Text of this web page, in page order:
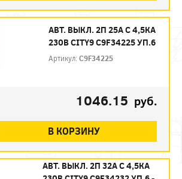
АВТ. ВЫКЛ. 2П 25А С 4,5КА
230В CITY9 C9F34225 УП.6
Артикул:C9F34225
1046.15 руб.
В КОРЗИНУ
АВТ. ВЫКЛ. 2П 32А С 4,5КА